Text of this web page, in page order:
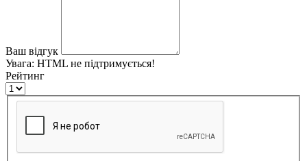
Ваш відгук
Увага: HTML не підтримується!
Рейтинг